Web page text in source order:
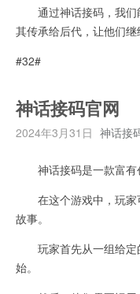
通过神话接码，我们
其传承给后代，让他们继
#32#
神话接码官网
2024年3月31日 神话接
神话接码是一款富有
在这个游戏中，玩家
故事。
玩家首先从一组给定
始。